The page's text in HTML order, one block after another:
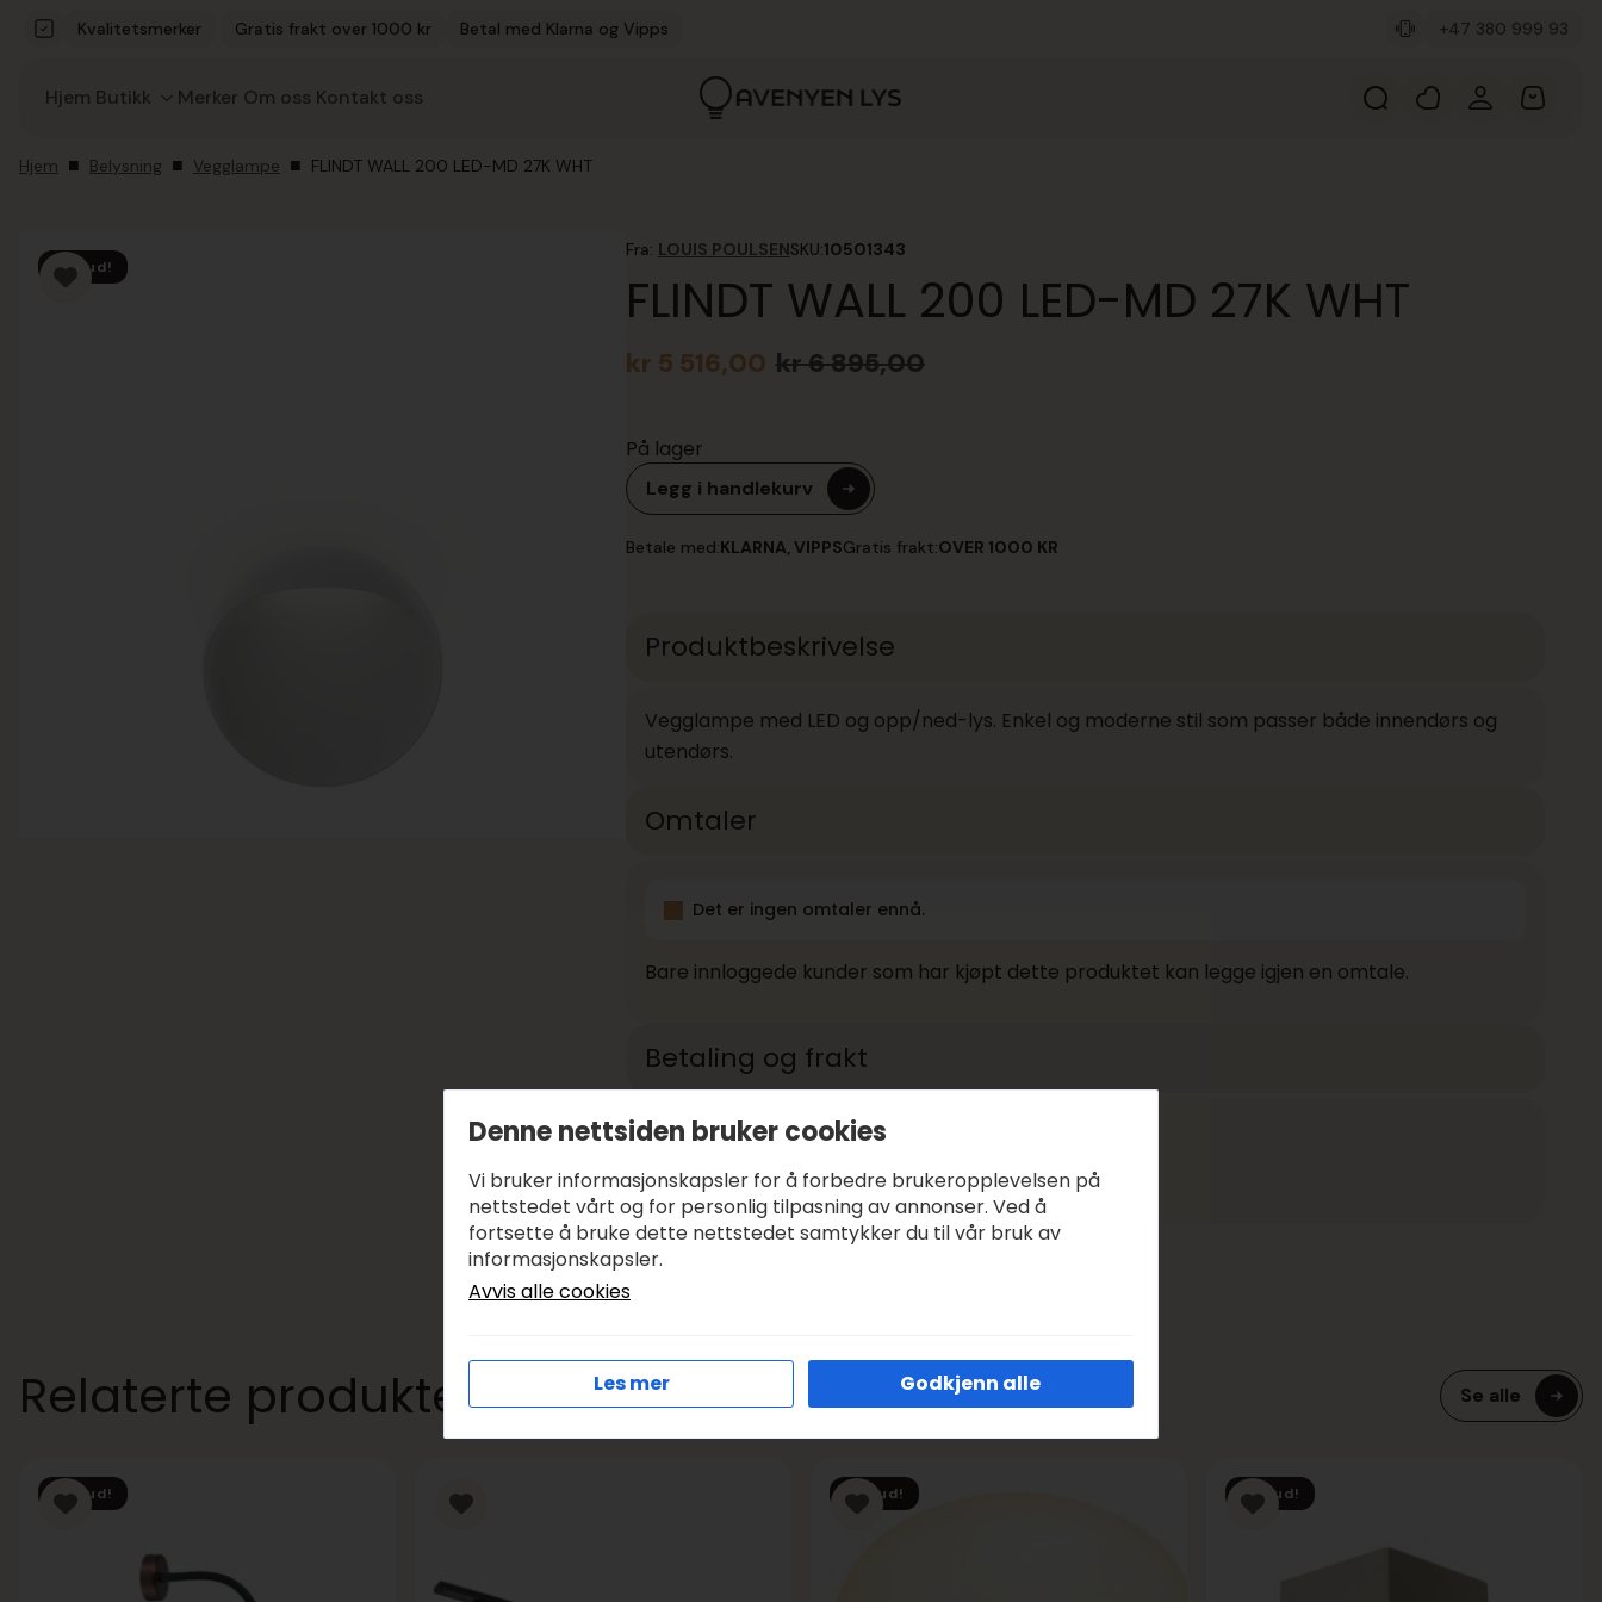
Kvalitetsmerker
Gratis frakt over 1000 kr Betal med Klarna og Vipps +47 380 999 93
Hjem Butikk Merker Om oss Kontakt oss
Hjem Belysning Vegglampe FLINDT WALL 200 LED-MD 27K WHT
Tilbud!
Fra: LOUIS POULSENSKU:10501343
FLINDT WALL 200 LED-MD 27K WHT
kr6 895,00
Opprinnelig
kr 6
895,00.
kr 5 516,00
Nåværende
kr 5
516,00.
På lager
Legg i handlekurv
Betale med:KLARNA, VIPPSGratis frakt:OVER 1000 KR
Produktbeskrivelse
Vegglampe med LED og opp/ned-lys. Enkel og moderne stil som passer både innendørs og
utendørs.
Omtaler
Det er ingen omtaler ennå.
Bare innloggede kunder som har kjøpt dette produktet kan legge igjen en omtale.
Betaling og frakt
Betale med:KLARNA, VIPPS
Frakt:
GRATIS FRA KR 1000
Relaterte produkter Se alle
Tilbud! Tilbud! Tilbud!
Denne nettsiden bruker cookies
Vi bruker informasjonskapsler for å forbedre brukeropplevelsen på
nettstedet vårt og for personlig tilpasning av annonser. Ved å
fortsette å bruke dette nettstedet samtykker du til vår bruk av
informasjonskapsler.
Avvis alle cookies
Les mer Godkjenn alle